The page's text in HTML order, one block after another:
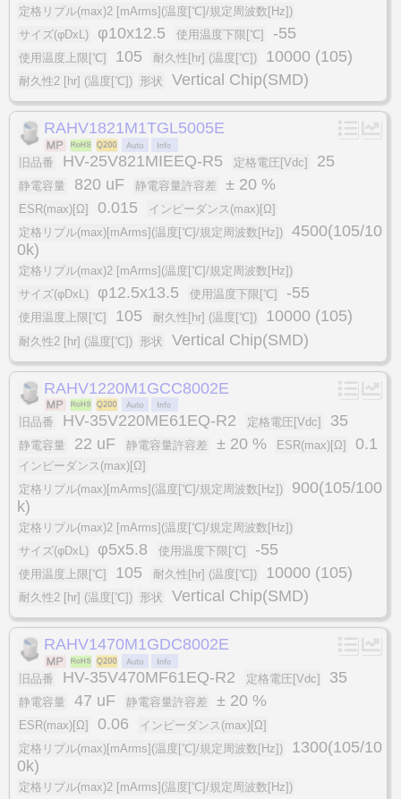
定格リプル(max)2 [mArms](温度[℃]/規定周波数[Hz])
サイズ(φDxL)
φ10x12.5 使用温度下限[℃] -55
使用温度上限[℃] 105 耐久性[hr] (温度[℃]) 10000 (105)
耐久性2 [hr] (温度[℃]) 形状 Vertical Chip(SMD)
RAHV1821M1TGL5005E
旧品番 HV-25V821MIEEQ-R5 定格電圧[Vdc] 25
静電容量 820 uF 静電容量許容差 ± 20 %
ESR(max)[Ω] 0.015
インピーダンス(max)[Ω]
定格リプル(max)[mArms](温度[℃]/規定周波数[Hz])
4500(105/10
0k)
定格リプル(max)2 [mArms](温度[℃]/規定周波数[Hz])
サイズ(φDxL)
φ12.5x13.5 使用温度下限[℃] -55
使用温度上限[℃] 105 耐久性[hr] (温度[℃]) 10000 (105)
耐久性2 [hr] (温度[℃]) 形状 Vertical Chip(SMD)
RAHV1220M1GCC8002E
旧品番 HV-35V220ME61EQ-R2 定格電圧[Vdc] 35
静電容量 22 uF 静電容量許容差 ± 20 % ESR(max)[Ω] 0.1
インピーダンス(max)[Ω]
定格リプル(max)[mArms](温度[℃]/規定周波数[Hz])
900(105/100
k)
定格リプル(max)2 [mArms](温度[℃]/規定周波数[Hz])
サイズ(φDxL)
φ5x5.8 使用温度下限[℃] -55
使用温度上限[℃] 105 耐久性[hr] (温度[℃]) 10000 (105)
耐久性2 [hr] (温度[℃]) 形状 Vertical Chip(SMD)
RAHV1470M1GDC8002E
旧品番 HV-35V470MF61EQ-R2 定格電圧[Vdc] 35
静電容量 47 uF 静電容量許容差 ± 20 %
ESR(max)[Ω] 0.06
インピーダンス(max)[Ω]
定格リプル(max)[mArms](温度[℃]/規定周波数[Hz])
1300(105/10
0k)
定格リプル(max)2 [mArms](温度[℃]/規定周波数[Hz])